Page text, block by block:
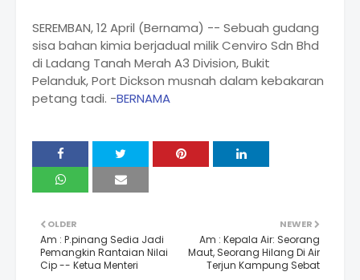
SEREMBAN, 12 April (Bernama) -- Sebuah gudang
sisa bahan kimia berjadual milik Cenviro Sdn Bhd
di Ladang Tanah Merah A3 Division, Bukit
Pelanduk, Port Dickson musnah dalam kebakaran
petang tadi. -BERNAMA
NEWER
Am : Kepala Air: Seorang
Maut, Seorang Hilang Di Air
Terjun Kampung Sebat
OLDER
Am : P.pinang Sedia Jadi
Pemangkin Rantaian Nilai
Cip -- Ketua Menteri